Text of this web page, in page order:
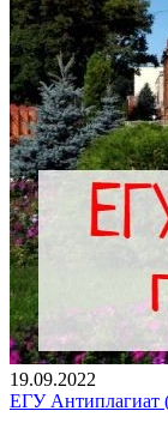
19.09.2022
ЕГУ Антиплагиат